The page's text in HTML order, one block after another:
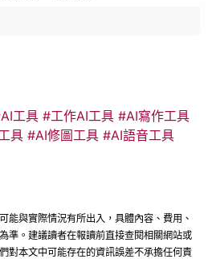
工具 #工作AI工具 #AI寫作工具
具 #AI修圖工具 #AI語音工具
能與實際情況有所出入，具體內容、費用、
準。建議讀者在報讀前直接查閱相關網站或
對本文中可能存在的資訊誤差不承擔任何責